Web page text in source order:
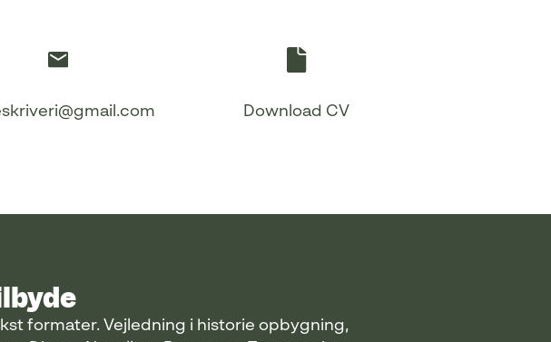
Download CV
formater. Vejledning i historie opbygning,